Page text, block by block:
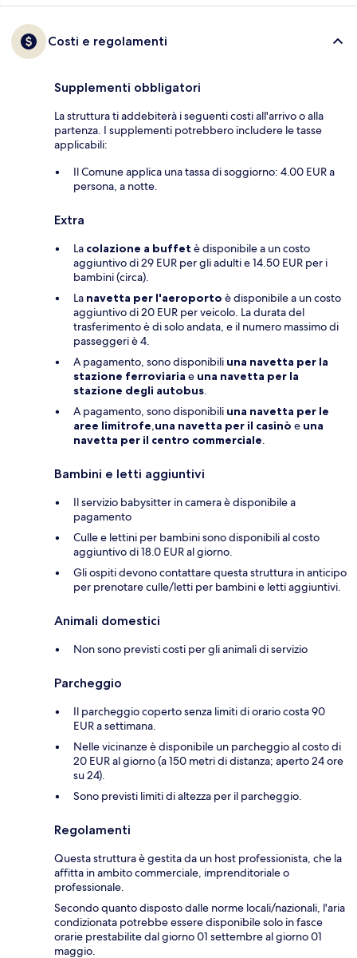
Costi e regolamenti
Supplementi obbligatori
La struttura ti addebiterà i seguenti costi all'arrivo o alla
partenza. I supplementi potrebbero includere le tasse
applicabili:
Il Comune applica una tassa di soggiorno: 4.00 EUR a
persona, a notte.
Extra
La colazione a buffet è disponibile a un costo
aggiuntivo di 29 EUR per gli adulti e 14.50 EUR per i
bambini (circa).
La navetta per l'aeroporto è disponibile a un costo
aggiuntivo di 20 EUR per veicolo. La durata del
trasferimento è di solo andata, e il numero massimo di
passeggeri è 4.
A pagamento, sono disponibili una navetta per la
stazione ferroviaria e una navetta per la
stazione degli autobus.
A pagamento, sono disponibili una navetta per le
aree limitrofe,una navetta per il casinò e una
navetta per il centro commerciale.
Bambini e letti aggiuntivi
Il servizio babysitter in camera è disponibile a
pagamento
Culle e lettini per bambini sono disponibili al costo
aggiuntivo di 18.0 EUR al giorno.
Gli ospiti devono contattare questa struttura in anticipo
per prenotare culle/letti per bambini e letti aggiuntivi.
Animali domestici
Non sono previsti costi per gli animali di servizio
Parcheggio
Il parcheggio coperto senza limiti di orario costa 90
EUR a settimana.
Nelle vicinanze è disponibile un parcheggio al costo di
20 EUR al giorno (a 150 metri di distanza; aperto 24 ore
su 24).
Sono previsti limiti di altezza per il parcheggio.
Regolamenti
Questa struttura è gestita da un host professionista, che la
affitta in ambito commerciale, imprenditoriale o
professionale.
Secondo quanto disposto dalle norme locali/nazionali, l'aria
condizionata potrebbe essere disponibile solo in fasce
orarie prestabilite dal giorno 01 settembre al giorno 01
maggio.